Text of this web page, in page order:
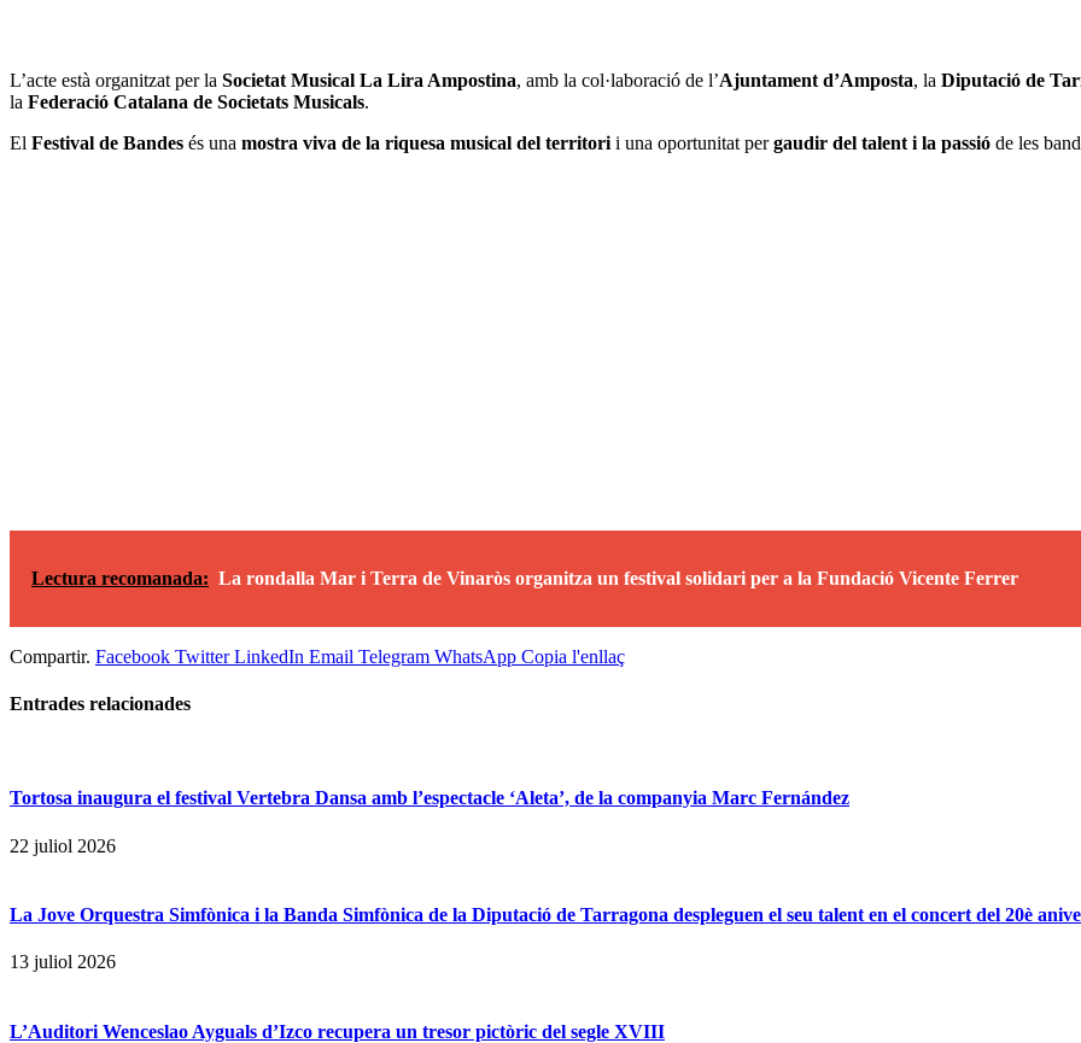
L’acte està organitzat per la Societat Musical La Lira Ampostina, amb la col·laboració de l’Ajuntament d’Amposta, la Diputació de
la Federació Catalana de Societats Musicals.
El Festival de Bandes és una mostra viva de la riquesa musical del territori i una oportunitat pergaudir del talent i la passió de les
Lectura recomanada: La rondalla Mar i Terra de Vinaròs organitza un festival solidari per a la Fundació Vicente Ferrer
Compartir. Facebook Twitter LinkedIn Email Telegram WhatsApp Copia l'enllaç
Entrades relacionades
Tortosa inaugura el festival Vertebra Dansa amb l’espectacle ‘Aleta’, de la companyia Marc Fernández
22 juliol 2026
La Jove Orquestra Simfònica i la Banda Simfònica de la Diputació de Tarragona despleguen el seu talent en el concert del 20è
13 juliol 2026
L’Auditori Wenceslao Ayguals d’Izco recupera un tresor pictòric del segle XVIII